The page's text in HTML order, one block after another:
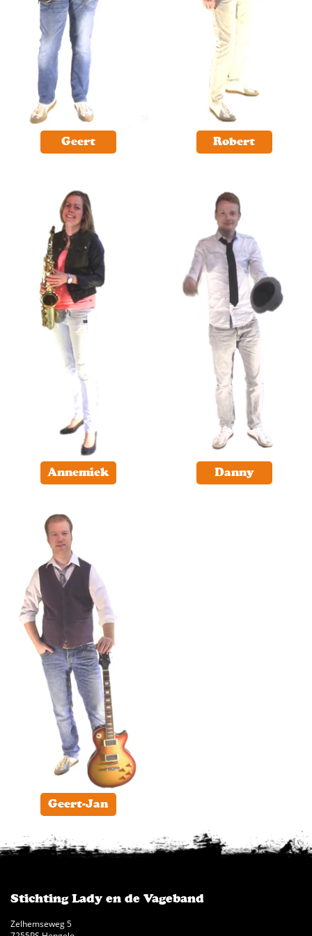
Geert Robert
Annemiek Danny
Geert-Jan
Stichting Lady en de Vageband
Zelhemseweg 5